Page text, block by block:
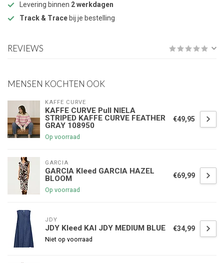
Levering binnen 2 werkdagen
Track & Trace bij je bestelling
REVIEWS
MENSEN KOCHTEN OOK
KAFFE CURVE
KAFFE CURVE Pull NIELA
STRIPED KAFFE CURVE FEATHER
GRAY 108950
Op voorraad
€49,95
GARCIA
GARCIA Kleed GARCIA HAZEL
BLOOM
Op voorraad
€69,99
JDY
JDY Kleed KAI JDY MEDIUM BLUE
Niet op voorraad
€34,99